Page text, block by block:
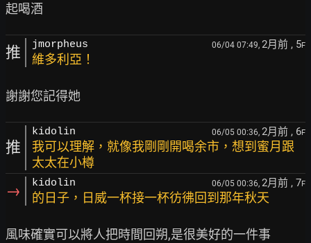
推 jmorpheus 06/04 07:49, 2月前 , 5F
維多利亞！
推
kidolin 06/05 00:36, 2月前 , 6F
我可以理解，就像我剛剛開喝余市，想到蜜月跟
太太在小樽
→ kidolin 06/05 00:36, 2月前 , 7F
的日子，日威一杯接一杯彷彿回到那年秋天